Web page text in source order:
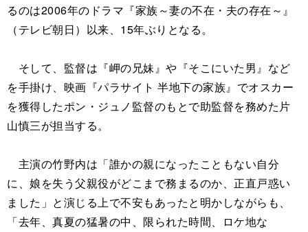
るのは2006年のドラマ『家族～妻の不在・夫の存在～』
（テレビ朝日）以来、15年ぶりとなる。
そして、監督は『岬の兄妹』や『そこにいた男』など
を手掛け、映画『パラサイト 半地下の家族』でオスカー
を獲得したポン・ジュノ監督のもとで助監督を務めた片
山慎三が担当する。
主演の竹野内は「誰かの親になったこともない自分
に、娘を失う父親役がどこまで務まるのか、正直戸惑い
ました」と演じる上で不安もあったと明かしながらも、
「去年、真夏の猛暑の中、限られた時間、ロケ地な